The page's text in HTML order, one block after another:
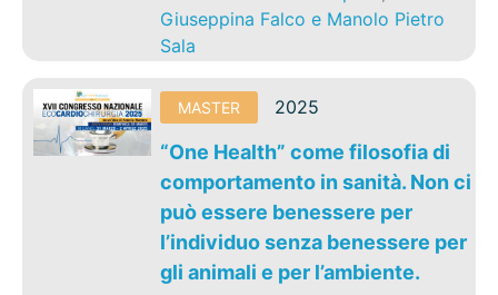
Giuseppina Falco e Manolo Pietro
Sala
MASTER 2025
“One Health” come filosofia di
comportamento in sanità. Non ci
può essere benessere per
l’individuo senza benessere per
gli animali e per l’ambiente.